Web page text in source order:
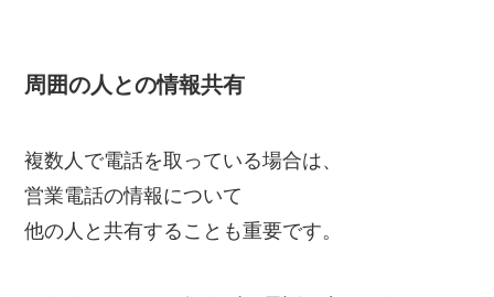
周囲の人との情報共有
複数人で電話を取っている場合は、
営業電話の情報について
他の人と共有することも重要です。